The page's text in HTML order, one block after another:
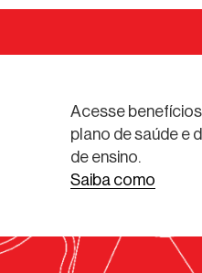
Acesse
plano de saúde e
de ensino.
Saiba como